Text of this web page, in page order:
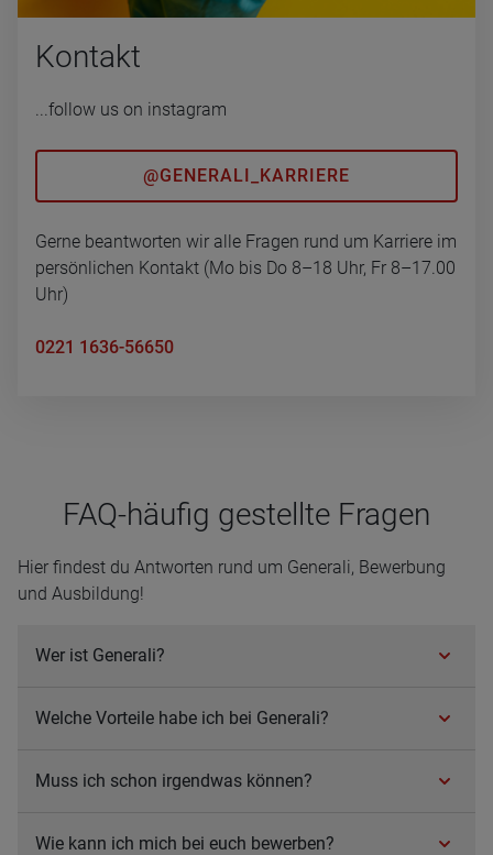
Kon­takt
...follow us on instagram
@GENERALI_KARRIERE
Gerne beantworten wir alle Fragen rund um Karriere im
persönlichen Kontakt (Mo bis Do 8–18 Uhr, Fr 8–17.00
Uhr)
0221 1636-56650
FAQ-häu­fig gestellte Fra­gen
Hier findest du Antworten rund um Generali, Bewerbung
und Ausbildung!
Wer ist Gene­rali?
Wel­che Vor­teile habe ich bei Gene­rali?
Muss ich schon irgend­was kön­nen?
Wie kann ich mich bei euch bewer­ben?